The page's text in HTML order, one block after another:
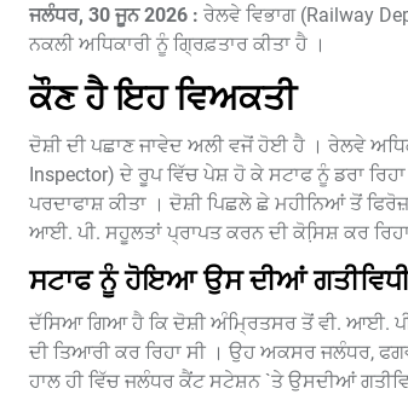
ਜਲੰਧਰ, 30 ਜੂਨ 2026 : ਰੇਲਵੇ ਵਿਭਾਗ (Railway
ਨਕਲੀ ਅਧਿਕਾਰੀ ਨੂੰ ਗ੍ਰਿਫ਼ਤਾਰ ਕੀਤਾ ਹੈ ।
ਕੌਣ ਹੈ ਇਹ ਵਿਅਕਤੀ
ਦੋਸ਼ੀ ਦੀ ਪਛਾਣ ਜਾਵੇਦ ਅਲੀ ਵਜੋਂ ਹੋਈ ਹੈ । ਰੇਲਵੇ
Inspector) ਦੇ ਰੂਪ ਵਿੱਚ ਪੇਸ਼ ਹੋ ਕੇ ਸਟਾਫ ਨੂੰ ਡਰਾ
ਪਰਦਾਫਾਸ਼ ਕੀਤਾ । ਦੋਸ਼ੀ ਪਿਛਲੇ ਛੇ ਮਹੀਨਿਆਂ ਤੋਂ
ਆਈ. ਪੀ. ਸਹੂਲਤਾਂ ਪ੍ਰਾਪਤ ਕਰਨ ਦੀ ਕੋਸਿ਼ਸ਼ ਕਰ
ਸਟਾਫ ਨੂੰ ਹੋਇਆ ਉਸ ਦੀਆਂ
ਦੱਸਿਆ ਗਿਆ ਹੈ ਕਿ ਦੋਸ਼ੀ ਅੰਮ੍ਰਿਤਸਰ ਤੋਂ ਵੀ. ਆਈ.
ਦੀ ਤਿਆਰੀ ਕਰ ਰਿਹਾ ਸੀ । ਉਹ ਅਕਸਰ ਜਲੰਧਰ,
ਹਾਲ ਹੀ ਵਿੱਚ ਜਲੰਧਰ ਕੈਂਟ ਸਟੇਸ਼ਨ `ਤੇ ਉਸਦੀਆਂ